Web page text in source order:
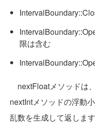
限は含む
nextFloatメソッドは
nextIntメソッドの浮動
乱数を生成して返しま